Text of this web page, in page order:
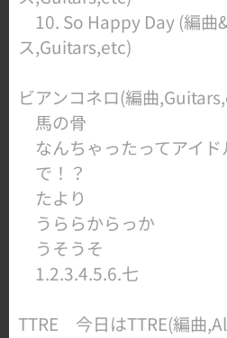
10. So Happy Day (編曲
ス,Guitars,etc)
ビアンコネロ(編曲
馬の骨
なんちゃったってアイド
で！？
たより
うららからっか
うそうそ
1.2.3.4.5.6.七
TTRE 今日はTTRE(編曲